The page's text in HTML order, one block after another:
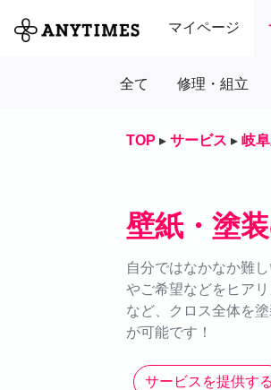
マイページ
全て 修理・組立
TOP ▸ サービス ▸ 岐
壁紙・塗
自分ではなかなか難
やご希望などをヒア
など、クロス全体を
が可能です！
サービスを提供する